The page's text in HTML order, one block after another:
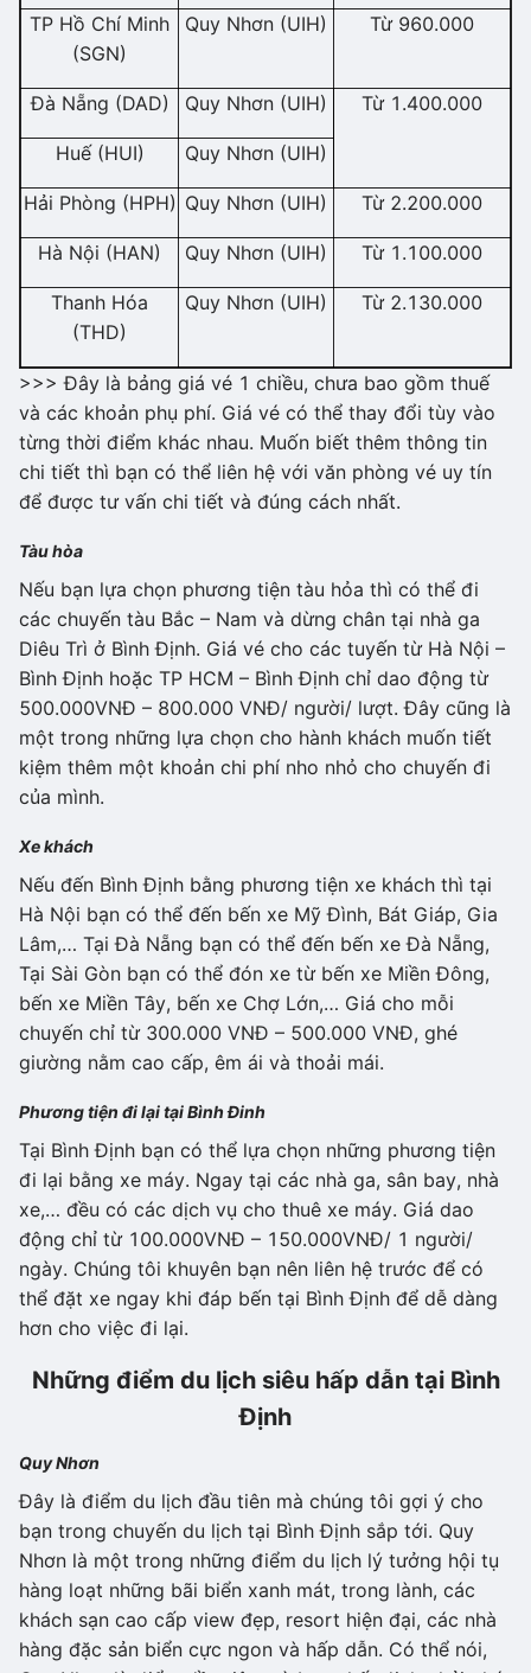
TP Hồ Chí Minh
(SGN)
Quy Nhơn (UIH) Từ 960.000
Đà Nẵng (DAD) Quy Nhơn (UIH) Từ 1.400.000
Huế (HUI) Quy Nhơn (UIH)
Hải Phòng (HPH) Quy Nhơn (UIH) Từ 2.200.000
Hà Nội (HAN) Quy Nhơn (UIH) Từ 1.100.000
Thanh Hóa
(THD)
Quy Nhơn (UIH) Từ 2.130.000
>>> Đây là bảng giá vé 1 chiều, chưa bao gồm thuế
và các khoản phụ phí. Giá vé có thể thay đổi tùy vào
từng thời điểm khác nhau. Muốn biết thêm thông tin
chi tiết thì bạn có thể liên hệ với văn phòng vé uy tín
để được tư vấn chi tiết và đúng cách nhất.
Tàu hòa
Nếu bạn lựa chọn phương tiện tàu hỏa thì có thể đi
các chuyến tàu Bắc – Nam và dừng chân tại nhà ga
Diêu Trì ở Bình Định. Giá vé cho các tuyến từ Hà Nội –
Bình Định hoặc TP HCM – Bình Định chỉ dao động từ
500.000VNĐ – 800.000 VNĐ/ người/ lượt. Đây cũng là
một trong những lựa chọn cho hành khách muốn tiết
kiệm thêm một khoản chi phí nho nhỏ cho chuyến đi
của mình.
Xe khách
Nếu đến Bình Định bằng phương tiện xe khách thì tại
Hà Nội bạn có thể đến bến xe Mỹ Đình, Bát Giáp, Gia
Lâm,… Tại Đà Nẵng bạn có thể đến bến xe Đà Nẵng,
Tại Sài Gòn bạn có thể đón xe từ bến xe Miền Đông,
bến xe Miền Tây, bến xe Chợ Lớn,… Giá cho mỗi
chuyến chỉ từ 300.000 VNĐ – 500.000 VNĐ, ghé
giường nằm cao cấp, êm ái và thoải mái.
Phương tiện đi lại tại Bình Đinh
Tại Bình Định bạn có thể lựa chọn những phương tiện
đi lại bằng xe máy. Ngay tại các nhà ga, sân bay, nhà
xe,… đều có các dịch vụ cho thuê xe máy. Giá dao
động chỉ từ 100.000VNĐ – 150.000VNĐ/ 1 người/
ngày. Chúng tôi khuyên bạn nên liên hệ trước để có
thể đặt xe ngay khi đáp bến tại Bình Định để dễ dàng
hơn cho việc đi lại.
Những điểm du lịch siêu hấp dẫn tại Bình
Định
Quy Nhơn
Đây là điểm du lịch đầu tiên mà chúng tôi gợi ý cho
bạn trong chuyến du lịch tại Bình Định sắp tới. Quy
Nhơn là một trong những điểm du lịch lý tưởng hội tụ
hàng loạt những bãi biển xanh mát, trong lành, các
khách sạn cao cấp view đẹp, resort hiện đại, các nhà
hàng đặc sản biển cực ngon và hấp dẫn. Có thể nói,